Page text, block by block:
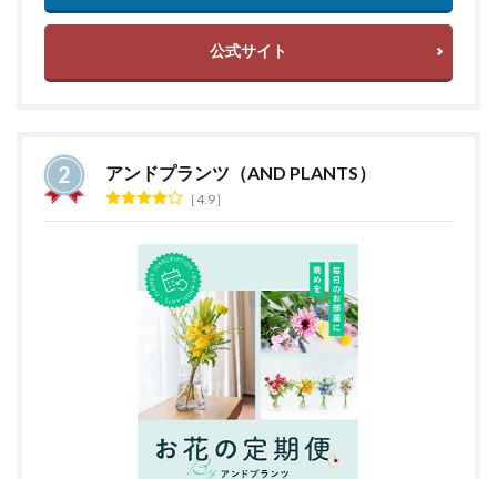
公式サイト
アンドプランツ（AND PLANTS）
4.9